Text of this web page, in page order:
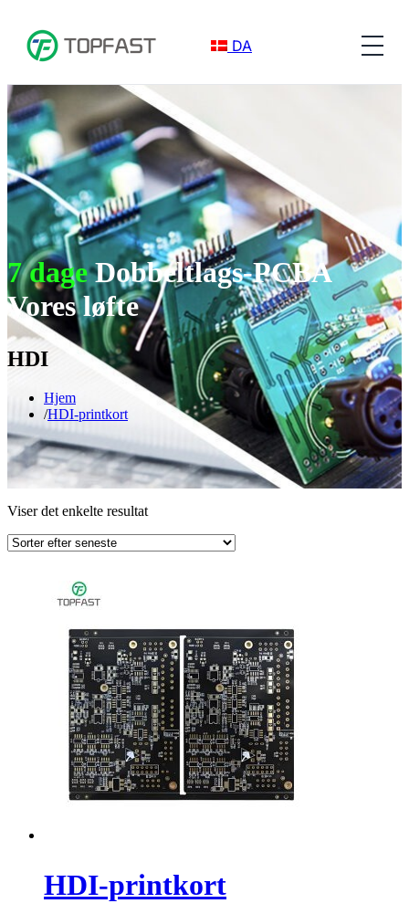
DA
7 dageDobbeltlags-PCBA
Vores løfte
HDI
Hjem
HDI-printkort
Viser det enkelte resultat
HDI-printkort